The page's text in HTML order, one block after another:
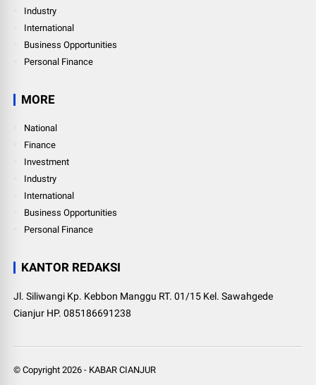
Industry
International
Business Opportunities
Personal Finance
MORE
National
Finance
Investment
Industry
International
Business Opportunities
Personal Finance
KANTOR REDAKSI
Jl. Siliwangi Kp. Kebbon Manggu RT. 01/15 Kel. Sawahgede
Cianjur HP. 085186691238
© Copyright2026 - KABAR CIANJUR